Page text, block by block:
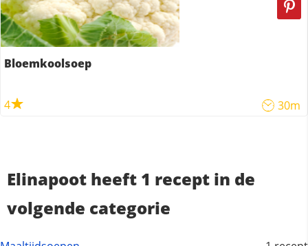
Bloemkoolsoep
4 30m
Elinapoot heeft 1 recept in de
volgende categorie